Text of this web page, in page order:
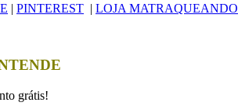
| PINTEREST | LOJA MATRAQUEANDO
grátis!